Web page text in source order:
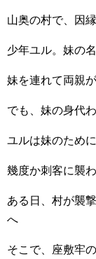
山奥の村で、因
少年ユル。妹の
妹を連れて両親
でも、妹の身代
ユルは妹のため
幾度か刺客に襲
ある日、村が襲
へ
そこで、座敷牢